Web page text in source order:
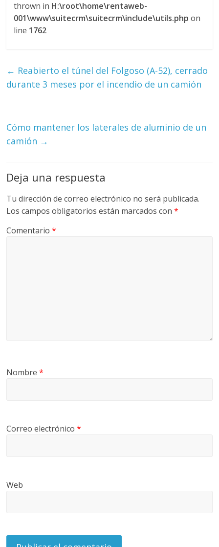
thrown in H:\root\home\rentaweb-
001\www\suitecrm\suitecrm\include\utils.php on
line 1762
← Reabierto el túnel del Folgoso (A-52), cerrado
durante 3 meses por el incendio de un camión
Cómo mantener los laterales de aluminio de un
camión →
Deja una respuesta
Tu dirección de correo electrónico no será publicada.
Los campos obligatorios están marcados con*
Comentario*
Nombre*
Correo electrónico*
Web